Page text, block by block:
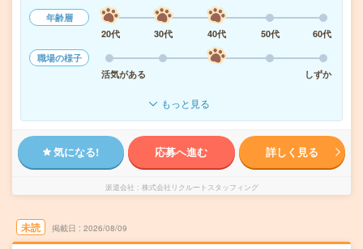
年齢層
20代
30代 40代 50代
60代
職場の様子
活気がある
しずか
もっと見る
気になる! 応募へ進む 詳しく見る
派遣会社 株式会社リクルートスタッフィング
未読 掲載日 2026/08/09